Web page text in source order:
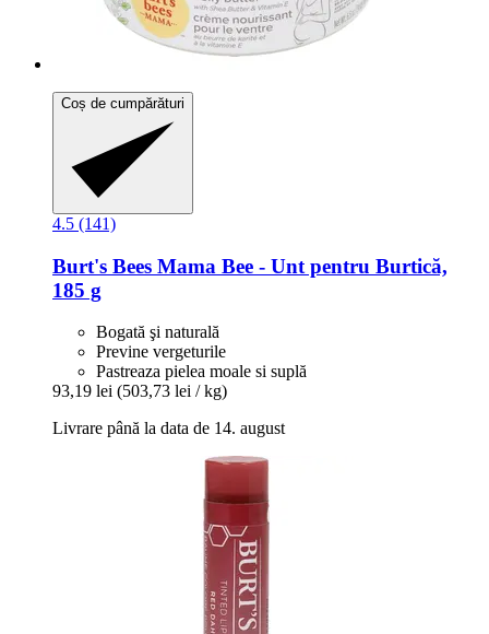
Coș de cumpărături
4.5 (141)
Burt's Bees Mama Bee -​ Unt pentru Burtică,
185 g
Bogată şi naturală
Previne vergeturile
Pastreaza pielea moale si suplă
93,19 lei (503,73 lei / kg)
Livrare până la data de 14. august